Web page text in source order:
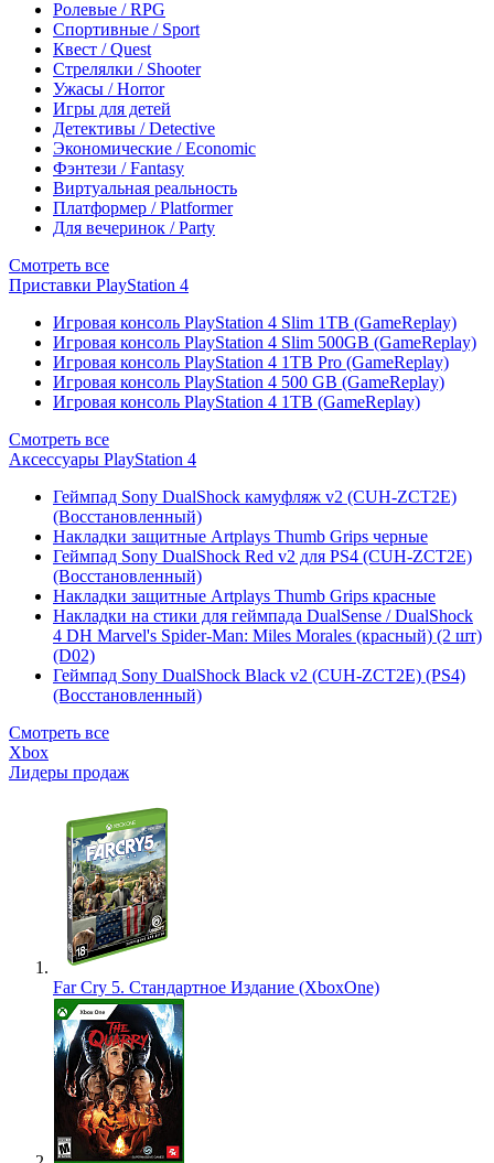
Ролевые / RPG
Спортивные / Sport
Квест / Quest
Стрелялки / Shooter
Ужасы / Horror
Игры для детей
Детективы / Detective
Экономические / Economic
Фэнтези / Fantasy
Виртуальная реальность
Платформер / Platformer
Для вечеринок / Party
Смотреть все
Приставки PlayStation 4
Игровая консоль PlayStation 4 Slim 1TB (GameReplay)
Игровая консоль PlayStation 4 Slim 500GB (GameReplay)
Игровая консоль PlayStation 4 1TB Pro (GameReplay)
Игровая консоль PlayStation 4 500 GB (GameReplay)
Игровая консоль PlayStation 4 1TB (GameReplay)
Смотреть все
Аксессуары PlayStation 4
Геймпад Sony DualShock камуфляж v2 (CUH-ZCT2E)
(Восстановленный)
Накладки защитные Artplays Thumb Grips черные
Геймпад Sony DualShock Red v2 для PS4 (CUH-ZCT2E)
(Восстановленный)
Накладки защитные Artplays Thumb Grips красные
Накладки на стики для геймпада DualSense / DualShock
4 DH Marvel's Spider-Man: Miles Morales (красный) (2 шт)
(D02)
Геймпад Sony DualShock Black v2 (CUH-ZCT2E) (PS4)
(Восстановленный)
Смотреть все
Xbox
Лидеры продаж
Far Cry 5. Стандартное Издание (XboxOne)